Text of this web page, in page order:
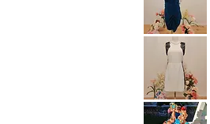
Rhinestone
Halter
Bridesmaid
Evening
AX
Blue
Formal
Dress
size
18
Forever
21